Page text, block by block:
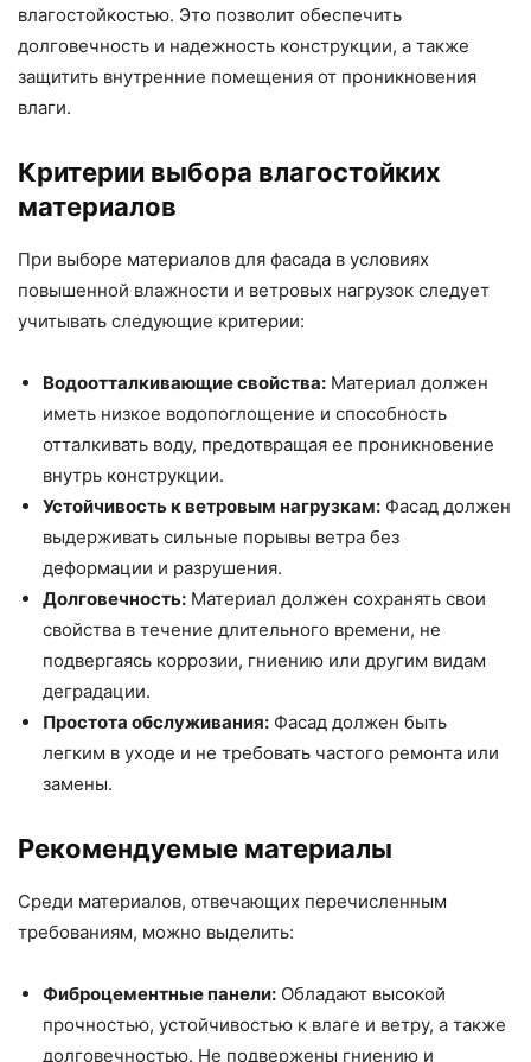
влагостойкостью. Это позволит обеспечить
долговечность и надежность конструкции, а также
защитить внутренние помещения от проникновения
влаги.
Критерии выбора влагостойких
материалов
При выборе материалов для фасада в условиях
повышенной влажности и ветровых нагрузок следует
учитывать следующие критерии:
Водоотталкивающие свойства: Материал должен
иметь низкое водопоглощение и способность
отталкивать воду, предотвращая ее проникновение
внутрь конструкции.
Устойчивость к ветровым нагрузкам: Фасад должен
выдерживать сильные порывы ветра без
деформации и разрушения.
Долговечность: Материал должен сохранять свои
свойства в течение длительного времени, не
подвергаясь коррозии, гниению или другим видам
деградации.
Простота обслуживания: Фасад должен быть
легким в уходе и не требовать частого ремонта или
замены.
Рекомендуемые материалы
Среди материалов, отвечающих перечисленным
требованиям, можно выделить:
Фиброцементные панели: Обладают высокой
прочностью, устойчивостью к влаге и ветру, а также
долговечностью. Не подвержены гниению и